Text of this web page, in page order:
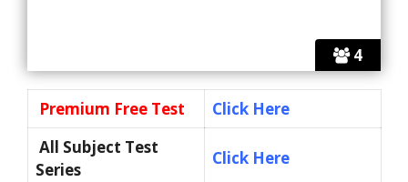
4
Premium Free Test
Click Here
All Subject Test
Series
Click Here